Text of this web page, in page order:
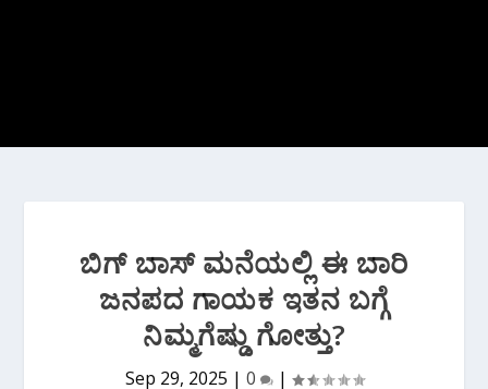
ಬಿಗ್ ಬಾಸ್ ಮನೆಯಲ್ಲಿ ಈ ಬಾರಿ
ಜನಪದ ಗಾಯಕ ಇತನ‌ ಬಗ್ಗೆ
ನಿಮ್ಮಗೆಷ್ಡು ಗೋತ್ತು?
Sep 29, 2025 | 0 |